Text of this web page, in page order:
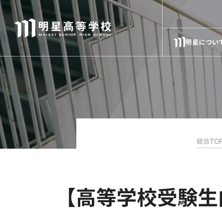
明星につい
総合
【高等学校受験